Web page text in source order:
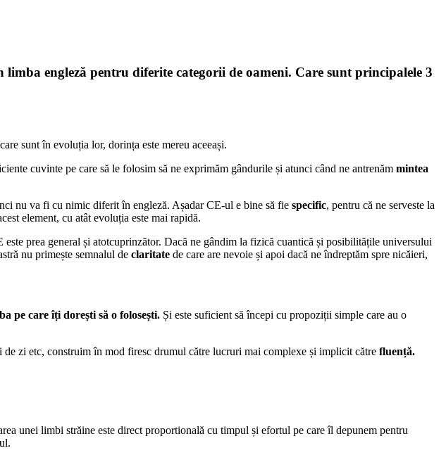
engleză pentru diferite categorii de oameni. Care sunt principalele 3
sunt în evoluția lor, dorința este mereu aceeași.
cuvinte pe care să le folosim să ne exprimăm gândurile și atunci când ne antrenăm mintea
nu va fi cu nimic diferit în engleză. Așadar CE-ul e bine să fie specific, pentru că ne serveste la
element, cu atât evoluția este mai rapidă.
prea general și atotcuprinzător. Dacă ne gândim la fizică cuantică și posibilitățile universului
nu primește semnalul de claritate de care are nevoie și apoi dacă ne îndreptăm spre nicăieri,
pe care îți dorești să o folosești. Și este suficient să începi cu propoziții simple care au o
de zi etc, construim în mod firesc drumul către lucruri mai complexe și implicit către fluență.
unei limbi străine este direct proportională cu timpul și efortul pe care îl depunem pentru